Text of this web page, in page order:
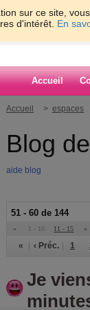
sur ce site,
d'intérêt. En
Accueil
Accueil > espaces
Blog
aide blog
51 - 60 de 144
« 1 - 10 11 - 15 »
« ‹ Préc. 1
Je